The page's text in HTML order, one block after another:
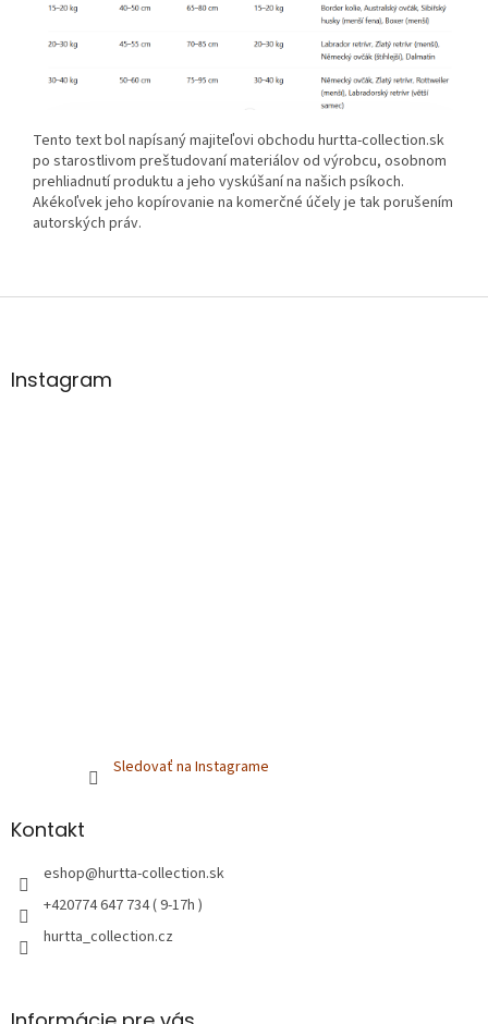
Tento text bol napísaný majiteľovi obchodu hurtta-collection.sk
po starostlivom preštudovaní materiálov od výrobcu, osobnom
prehliadnutí produktu a jeho vyskúšaní na našich psíkoch.
Akékoľvek jeho kopírovanie na komerčné účely je tak porušením
autorských práv.
Z
äInstagram
Sledovať na Instagrame
Kontakt
eshop@hurtta-collection.sk
+420774 647 734 ( 9-17h )
hurtta_collection.cz